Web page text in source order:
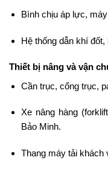
Bình chịu áp lực,
Hệ thống dẫn khí
Thiết bị nâng và vận
Cần trục, cổng trục,
Xe nâng hàng
Bảo Minh.
Thang máy tải khách